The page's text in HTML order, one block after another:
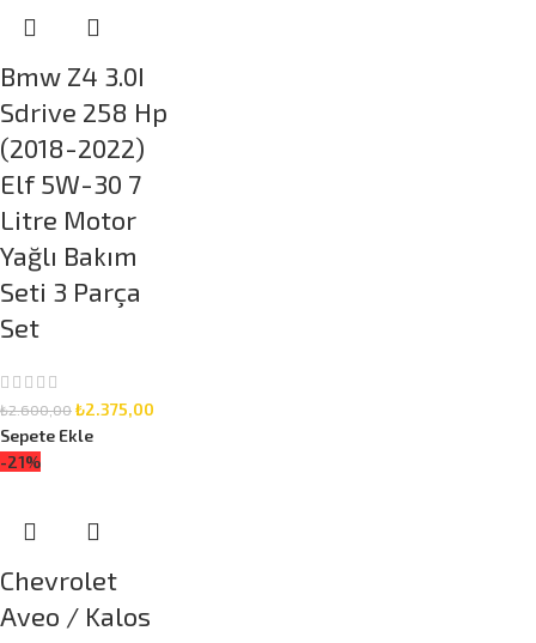
Bmw Z4 3.0I
Sdrive 258 Hp
(2018-2022)
Elf 5W-30 7
Litre Motor
Yağlı Bakım
Seti 3 Parça
Set
₺2.600,00₺2.375,00
Sepete Ekle
-21%
Chevrolet
Aveo / Kalos